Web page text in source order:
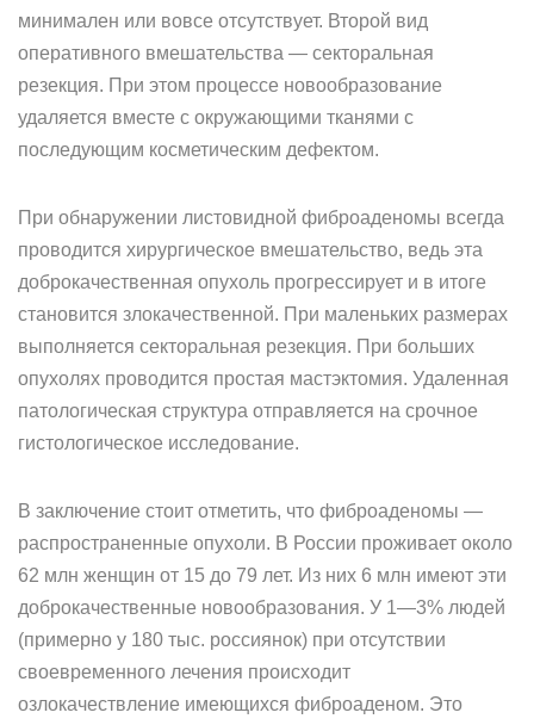
минимален или вовсе отсутствует. Второй вид
оперативного вмешательства — секторальная
резекция. При этом процессе новообразование
удаляется вместе с окружающими тканями с
последующим косметическим дефектом.
При обнаружении листовидной фиброаденомы всегда
проводится хирургическое вмешательство, ведь эта
доброкачественная опухоль прогрессирует и в итоге
становится злокачественной. При маленьких размерах
выполняется секторальная резекция. При больших
опухолях проводится простая мастэктомия. Удаленная
патологическая структура отправляется на срочное
гистологическое исследование.
В заключение стоит отметить, что фиброаденомы —
распространенные опухоли. В России проживает около
62 млн женщин от 15 до 79 лет. Из них 6 млн имеют эти
доброкачественные новообразования. У 1—3% людей
(примерно у 180 тыс. россиянок) при отсутствии
своевременного лечения происходит
озлокачествление имеющихся фиброаденом. Это